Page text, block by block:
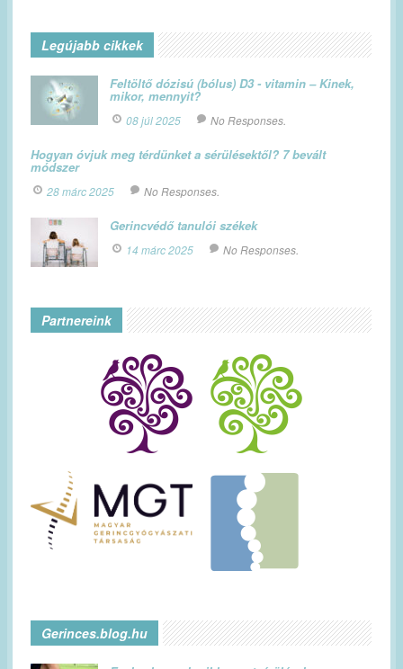
Legújabb cikkek
Feltöltő dózisú (bólus) D3 - vitamin – Kinek,
mikor, mennyit?
08 júl 2025 No Responses.
Hogyan óvjuk meg térdünket a sérülésektől? 7 bevált
módszer
28 márc 2025 No Responses.
Gerincvédő tanulói székek
14 márc 2025 No Responses.
Partnereink
Gerinces.blog.hu